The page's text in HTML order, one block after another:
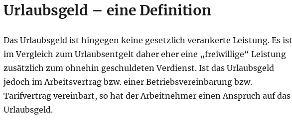
Urlaubsgeld – eine Definition
Das Urlaubsgeld ist hingegen keine gesetzlich verankerte Leistung. Es ist
im Vergleich zum Urlaubsentgelt daher eher eine „freiwillige“ Leistung
zusätzlich zum ohnehin geschuldeten Verdienst. Ist das Urlaubsgeld
jedoch im Arbeitsvertrag bzw. einer Betriebsvereinbarung bzw.
Tarifvertrag vereinbart, so hat der Arbeitnehmer einen Anspruch auf das
Urlaubsgeld.